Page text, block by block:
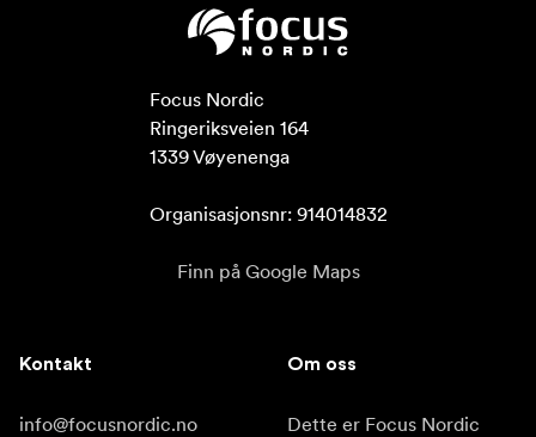
Focus Nordic
Ringeriksveien 164
1339 Vøyenenga
Organisasjonsnr: 914014832
Finn på Google Maps
Kontakt
info@focusnordic.no
Om oss
Dette er Focus Nordic